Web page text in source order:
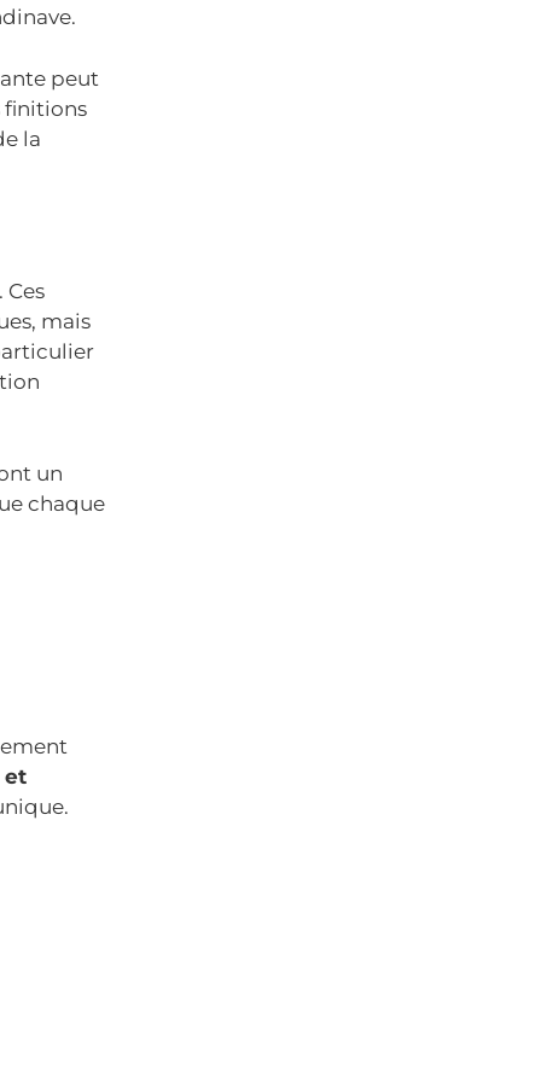
peut
finitions
la
mais
un
chaque
et